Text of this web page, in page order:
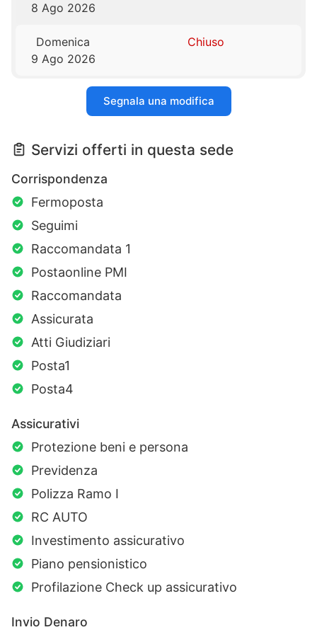
8 Ago 2026
Domenica
9 Ago 2026
Chiuso
Segnala una modifica
Servizi offerti in questa sede
Corrispondenza
Fermoposta
Seguimi
Raccomandata 1
Postaonline PMI
Raccomandata
Assicurata
Atti Giudiziari
Posta1
Posta4
Assicurativi
Protezione beni e persona
Previdenza
Polizza Ramo I
RC AUTO
Investimento assicurativo
Piano pensionistico
Profilazione Check up assicurativo
Invio Denaro